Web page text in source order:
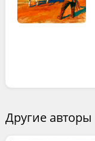
Другие авторы